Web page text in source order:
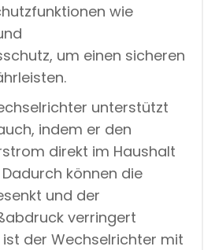
wie
um einen sicheren
unterstützt
indem er den
direkt im Haushalt
können die
und der
verringert
der Wechselrichter mit